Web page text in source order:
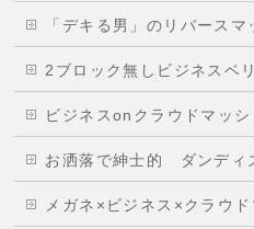
「デキる男」のリバース
2ブロック無しビジネスベ
ビジネスonクラウドマッシ
お洒落で紳士的 ダンディ
メガネ×ビジネス×クラウド